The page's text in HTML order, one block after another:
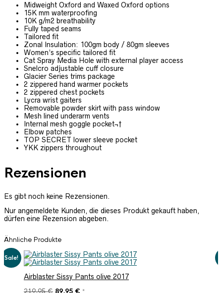
Midweight Oxford and Waxed Oxford options
15K mm waterproofing
10K g/m2 breathability
Fully taped seams
Tailored fit
Zonal Insulation: 100gm body / 80gm sleeves
Women’s specific tailored fit
Cat Spray Media Hole with external player access
Snelcro adjustable cuff closure
Glacier Series trims package
2 zippered hand warmer pockets
2 zippered chest pockets
Lycra wrist gaiters
Removable powder skirt with pass window
Mesh lined underarm vents
Internal mesh goggle pocket¬†
Elbow patches
TOP SECRET lower sleeve pocket
YKK zippers throughout
Rezensionen
Es gibt noch keine Rezensionen.
Nur angemeldete Kunden, die dieses Produkt gekauft haben,
dürfen eine Rezension abgeben.
Ähnliche Produkte
Sale!
Airblaster Sissy Pants olive 2017
Ursprünglicher
Aktueller